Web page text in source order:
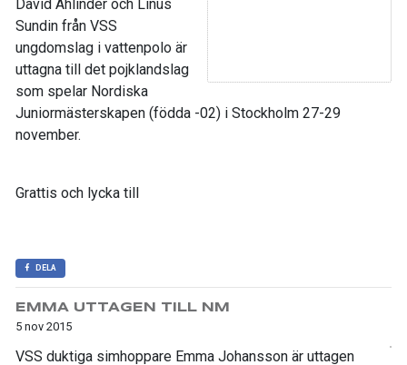
David Ahlinder och Linus
Sundin från VSS
ungdomslag i vattenpolo är
uttagna till det pojklandslag
som spelar Nordiska
Juniormästerskapen (födda -02) i Stockholm 27-29
november.
Grattis och lycka till
DELA
EMMA UTTAGEN TILL NM
5 nov 2015
VSS duktiga simhoppare Emma Johansson är uttagen